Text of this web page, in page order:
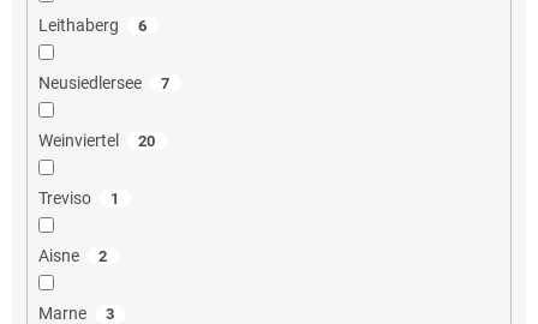
Leithaberg 6
Neusiedlersee 7
Weinviertel 20
Treviso 1
Aisne 2
Marne 3